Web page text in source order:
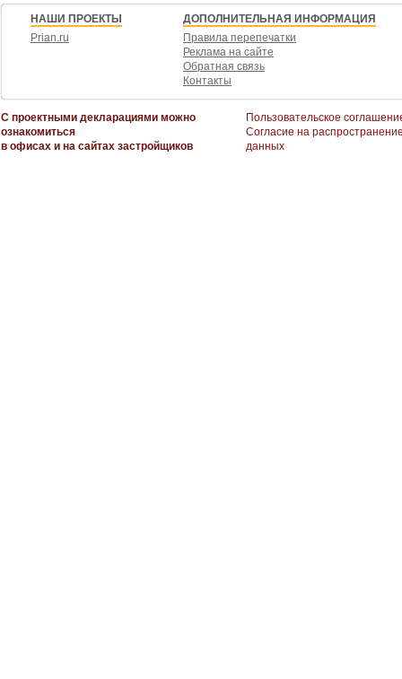
НАШИ ПРОЕКТЫ
Prian.ru
ДОПОЛНИТЕЛЬНАЯ ИНФОРМАЦИЯ
Правила перепечатки
Реклама на сайте
Обратная связь
Контакты
С проектными декларациями можно
ознакомиться
в офисах и на сайтах застройщиков
Пользовательское
Согласие на
данных